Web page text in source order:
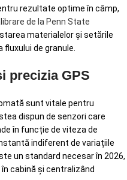
rezultate optime în câmp,
de la Penn State
materialelor și setările
de granule.
precizia GPS
sunt vitale pentru
dispun de senzori care
în funcție de viteza de
indiferent de variațiile
un standard necesar în 2026,
cabină și centralizând